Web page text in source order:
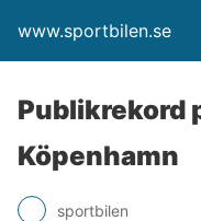
www.sportbilen.se
Publikrekord
Köpenhamn
sportbilen